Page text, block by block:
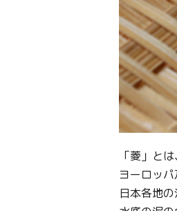
「菱」とは、
ヨーロッパ
日本各地